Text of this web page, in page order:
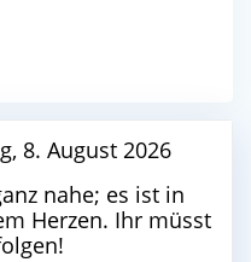
8. August 2026
nahe; es ist in
Herzen. Ihr müsst